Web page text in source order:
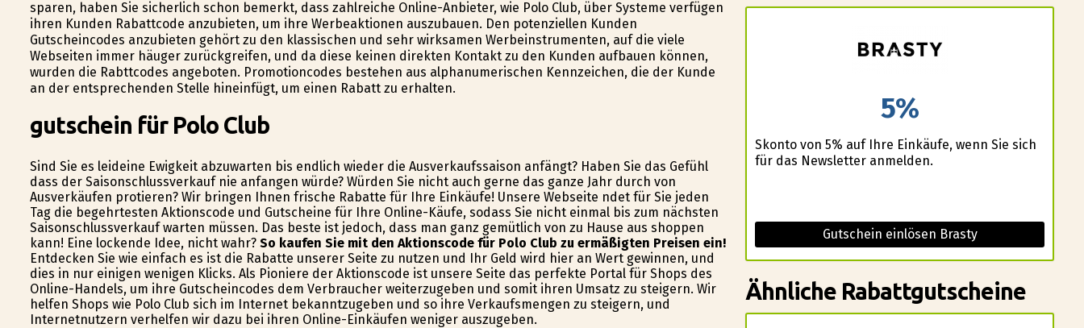
sparen, haben Sie sicherlich schon bemerkt, dass zahlreiche Online-Anbieter, wie Polo Club, über Systeme verfügen
ihren Kunden Rabattcode anzubieten, um ihre Werbeaktionen auszubauen. Den potenziellen Kunden
Gutscheincodes anzubieten gehört zu den klassischen und sehr wirksamen Werbeinstrumenten, auf die viele
Webseiten immer häufiger zurückgreifen, und da diese keinen direkten Kontakt zu den Kunden aufbauen können,
wurden die Rabttcodes angeboten. Promotioncodes bestehen aus alphanumerischen Kennzeichen, die der Kunde
an der entsprechenden Stelle hineinfügt, um einen Rabatt zu erhalten.
gutschein für Polo Club
Sind Sie es leideine Ewigkeit abzuwarten bis endlich wieder die Ausverkaufssaison anfängt? Haben Sie das Gefühl
dass der Saisonschlussverkauf nie anfangen würde? Würden Sie nicht auch gerne das ganze Jahr durch von
Ausverkäufen profitieren? Wir bringen Ihnen frische Rabatte für Ihre Einkäufe! Unsere Webseite findet für Sie jeden
Tag die begehrtesten Aktionscode und Gutscheine für Ihre Online-Käufe, sodass Sie nicht einmal bis zum nächsten
Saisonschlussverkauf warten müssen. Das beste ist jedoch, dass man ganz gemütlich von zu Hause aus shoppen
kann! Eine lockende Idee, nicht wahr? So kaufen Sie mit den Aktionscode für Polo Club zu ermäßigten Preisen ein!
Entdecken Sie wie einfach es ist die Rabatte unserer Seite zu nutzen und Ihr Geld wird hier an Wert gewinnen, und
dies in nur einigen wenigen Klicks. Als Pioniere der Aktionscode ist unsere Seite das perfekte Portal für Shops des
Online-Handels, um ihre Gutscheincodes dem Verbraucher weiterzugeben und somit ihren Umsatz zu steigern. Wir
helfen Shops wie Polo Club sich im Internet bekanntzugeben und so ihre Verkaufsmengen zu steigern, und
Internetnutzern verhelfen wir dazu bei ihren Online-Einkäufen weniger auszugeben.
5%
Skonto von 5% auf Ihre Einkäufe, wenn Sie sich
für das Newsletter anmelden.
Gutschein einlösen Brasty
Ähnliche Rabattgutscheine